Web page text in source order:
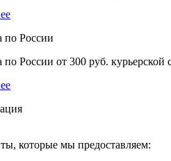
по России
по России от 300 руб.
которые мы предоставляем: